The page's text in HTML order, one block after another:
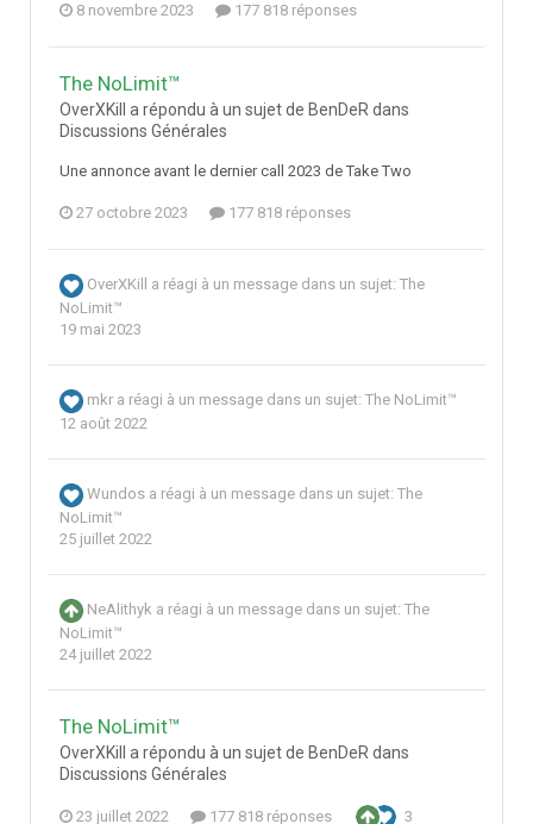
8 novembre 2023 177 818 réponses
The NoLimit™
OverXKill a répondu à un sujet de BenDeR dans
Discussions Générales
Une annonce avant le dernier call 2023 de Take Two
27 octobre 2023 177 818 réponses
OverXKill a réagi à un message dans un sujet: The
NoLimit™
19 mai 2023
mkr a réagi à un message dans un sujet: The NoLimit™
12 août 2022
Wundos a réagi à un message dans un sujet: The
NoLimit™
25 juillet 2022
NeAlithyk a réagi à un message dans un sujet: The
NoLimit™
24 juillet 2022
The NoLimit™
OverXKill a répondu à un sujet de BenDeR dans
Discussions Générales
23 juillet 2022 177 818 réponses 3